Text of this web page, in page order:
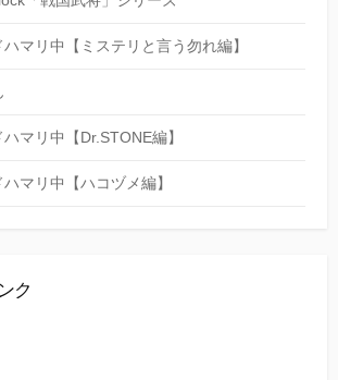
マリ中【ミステリと言う勿れ編】
マリ中【Dr.STONE編】
マリ中【ハコヅメ編】
ク